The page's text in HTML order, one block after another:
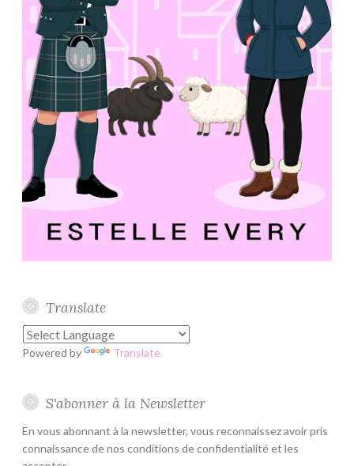
Translate
Powered by Translate
S'abonner à la Newsletter
En vous abonnant à la newsletter, vous reconnaissez avoir pris
connaissance de nos conditions de confidentialité et les